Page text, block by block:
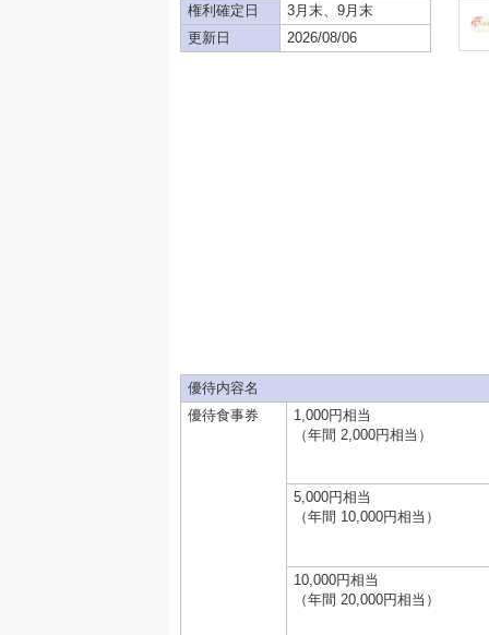
権利確定日
3月末、9月末
更新日
2026/08/06
優待内容名
優待食事券
1,000円相当
（年間 2,000円相当）
5,000円相当
（年間 10,000円相当）
10,000円相当
（年間 20,000円相当）